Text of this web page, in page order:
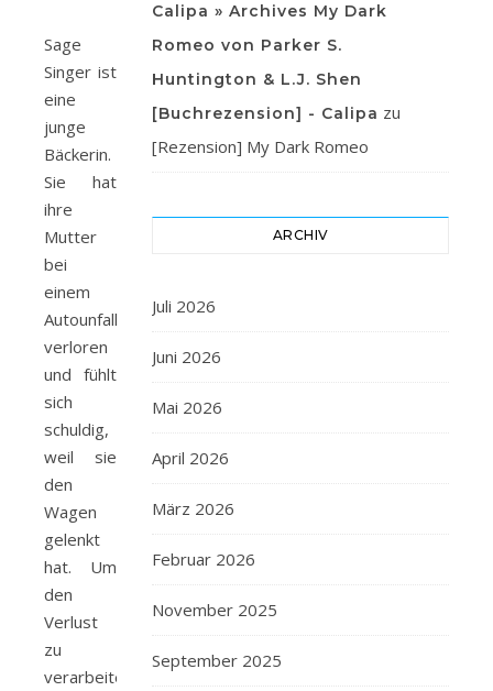
Sage
Singer ist
eine
junge
Bäckerin.
Sie hat
ihre
Mutter
bei
einem
Autounfall
verloren
und fühlt
sich
schuldig,
weil sie
den
Wagen
gelenkt
hat. Um
den
Verlust
zu
verarbeiten,
Calipa » Archives My Dark
Romeo von Parker S.
Huntington & L.J. Shen
[Buchrezension] - Calipa zu
[Rezension] My Dark Romeo
ARCHIV
Juli 2026
Juni 2026
Mai 2026
April 2026
März 2026
Februar 2026
November 2025
September 2025